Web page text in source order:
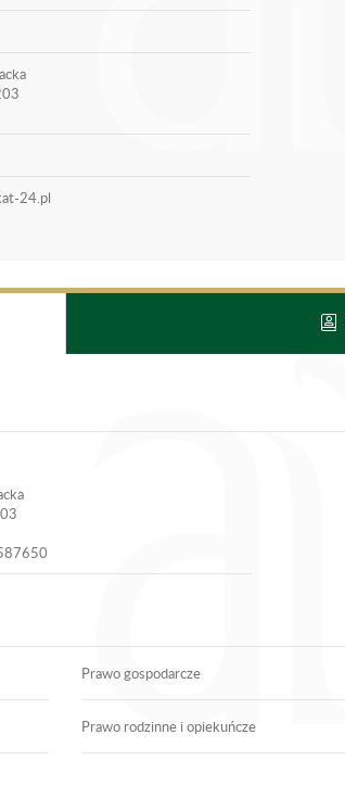
Prawo gospodarcze
Prawo rodzinne i opiekuńcze